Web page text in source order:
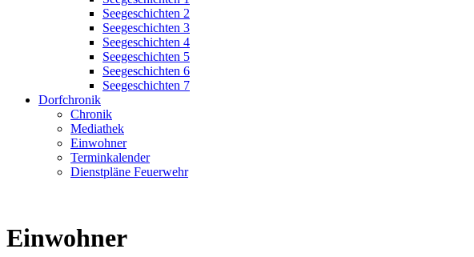
Seegeschichten 2
Seegeschichten 3
Seegeschichten 4
Seegeschichten 5
Seegeschichten 6
Seegeschichten 7
Dorfchronik
Chronik
Mediathek
Einwohner
Terminkalender
Dienstpläne Feuerwehr
Einwohner